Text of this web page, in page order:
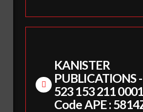
KANISTER
PUBLICATIONS -
523 153 211
Code APE :